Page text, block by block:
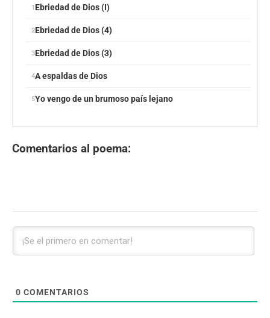
Ebriedad de Dios (I)
Ebriedad de Dios (4)
Ebriedad de Dios (3)
A espaldas de Dios
Yo vengo de un brumoso país lejano
Comentarios al poema:
0 COMENTARIOS